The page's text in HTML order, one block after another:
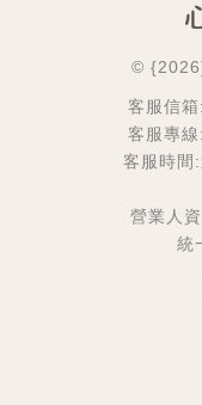
©
客服信
客服專
客服時間
營業人
統